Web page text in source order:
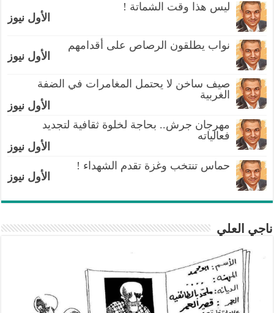
ليس هذا وقت الشماتة !
الأول نيوز
نواب يطلقون الرصاص على أقدامهم
الأول نيوز
صيف ساخن لا يحتمل المغامرات في الضفة
الغربية
الأول نيوز
مهرجان جرش.. بحاجة لخلوة ثقافية لتجديد
فعالياته
الأول نيوز
حماس تنتخب وغزة تقدم الشهداء !
الأول نيوز
ناجي العلي